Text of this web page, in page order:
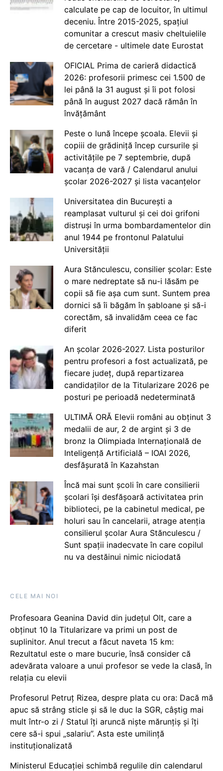
calculate pe cap de locuitor, în ultimul
deceniu. Între 2015-2025, spațiul
comunitar a crescut masiv cheltuielile
de cercetare - ultimele date Eurostat
OFICIAL Prima de carieră didactică
2026: profesorii primesc cei 1.500 de
lei până la 31 august și îi pot folosi
până în august 2027 dacă rămân în
învățământ
Peste o lună începe școala. Elevii și
copiii de grădiniță încep cursurile și
activitățile pe 7 septembrie, după
vacanța de vară / Calendarul anului
școlar 2026-2027 și lista vacanțelor
Universitatea din București a
reamplasat vulturul și cei doi grifoni
distruși în urma bombardamentelor din
anul 1944 pe frontonul Palatului
Universității
Aura Stănculescu, consilier școlar: Este
o mare nedreptate să nu-i lăsăm pe
copii să fie așa cum sunt. Suntem prea
dornici să îi băgăm în șabloane și să-i
corectăm, să invalidăm ceea ce fac
diferit
An școlar 2026-2027. Lista posturilor
pentru profesori a fost actualizată, pe
fiecare județ, după repartizarea
candidaților de la Titularizare 2026 pe
posturi pe perioadă nedeterminată
ULTIMĂ ORĂ Elevii români au obținut 3
medalii de aur, 2 de argint și 3 de
bronz la Olimpiada Internațională de
Inteligență Artificială – IOAI 2026,
desfășurată în Kazahstan
Încă mai sunt școli în care consilierii
școlari își desfășoară activitatea prin
biblioteci, pe la cabinetul medical, pe
holuri sau în cancelarii, atrage atenția
consilierul școlar Aura Stănculescu /
Sunt spații inadecvate în care copilul
nu va destăinui nimic niciodată
CELE MAI NOI
Profesoara Geanina David din județul Olt, care a
obținut 10 la Titularizare va primi un post de
suplinitor. Anul trecut a făcut naveta 15 km:
Rezultatul este o mare bucurie, însă consider că
adevărata valoare a unui profesor se vede la clasă, în
relația cu elevii
Profesorul Petruț Rizea, despre plata cu ora: Dacă mă
apuc să strâng sticle și să le duc la SGR, câștig mai
mult într-o zi / Statul îți aruncă niște mărunțiș și îți
cere să-i spui „salariu”. Asta este umilință
instituționalizată
Ministerul Educației schimbă regulile din calendarul